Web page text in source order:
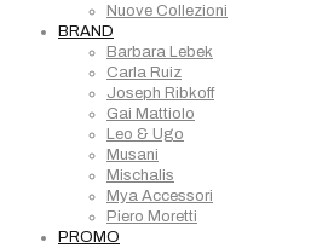
Nuove Collezioni
BRAND
Barbara Lebek
Carla Ruiz
Joseph Ribkoff
Gai Mattiolo
Leo & Ugo
Musani
Mischalis
Mya Accessori
Piero Moretti
PROMO